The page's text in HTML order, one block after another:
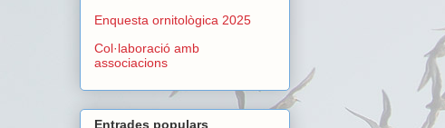
Enquesta ornitològica 2025
Col·laboració amb
associacions
Entrades populars